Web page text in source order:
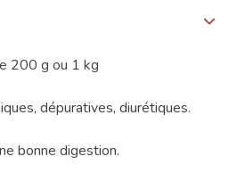
200 g ou 1 kg
dépuratives, diurétiques.
bonne digestion.